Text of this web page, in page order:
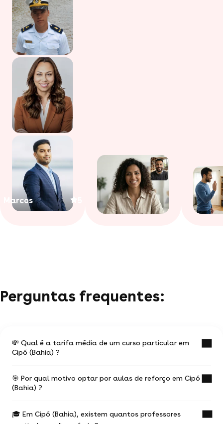
Marcos
Perguntas frequentes:
💸 Qual é a tarifa média de um curso particular em
Cipó (Bahia) ?
O valor médio de uma aula particular em Cipó
(Bahia) é de R$ 46.
🎯 Por qual motivo optar por aulas de reforço em Cipó
(Bahia) ?
Ter aulas com um professor experiente na
🎓 Em Cipó (Bahia), existem quantos professores